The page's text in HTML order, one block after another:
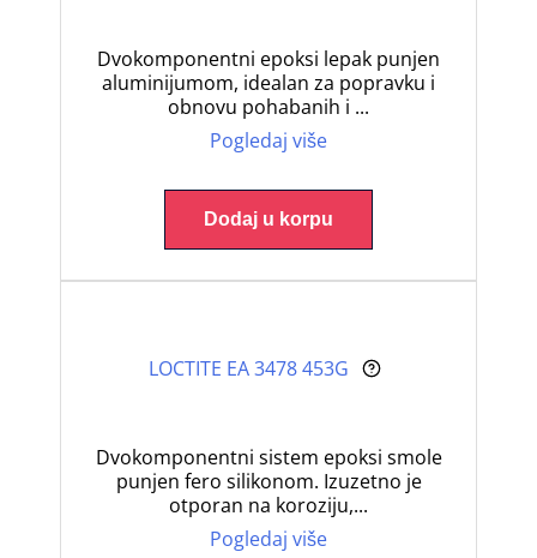
Dvokomponentni epoksi lepak punjen
aluminijumom, idealan za popravku i
obnovu pohabanih i ...
Pogledaj više
Dodaj u korpu
LOCTITE EA 3478 453G
Dvokomponentni sistem epoksi smole
punjen fero silikonom. Izuzetno je
otporan na koroziju,...
Pogledaj više